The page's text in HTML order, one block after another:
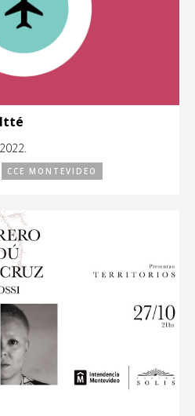
Itté
CCE MONTEVIDEO